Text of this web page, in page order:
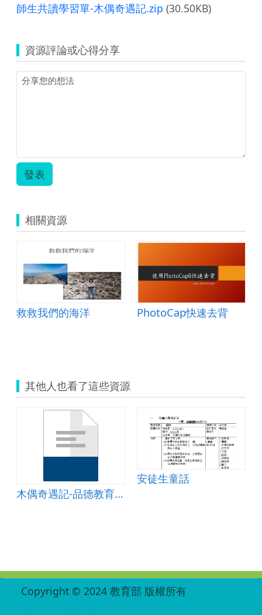
師生共讀學習單-木偶奇遇記.zip (30.50KB)
資源評論或心得分享
發表
相關資源
救救我們的海洋
PhotoCap快速去背
其他人也看了這些資源
木偶奇遇記-品德教育學習單
安徒生童話
Copyright © 2024 教育部 版權所有